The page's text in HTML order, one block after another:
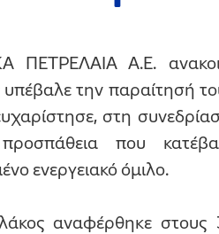
ΠΕΤΡΕΛΑΙΑ Α.Ε.
την παραίτησή
στη
που
ενεργειακό όμιλο.
αναφέρθηκε στους